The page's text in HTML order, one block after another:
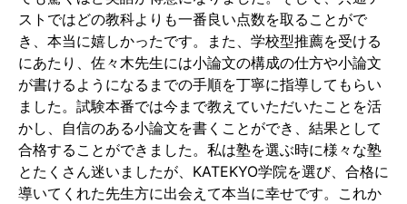
ストではどの教科よりも一番良い点数を取ることがで
き、本当に嬉しかったです。また、学校型推薦を受ける
にあたり、佐々木先生には小論文の構成の仕方や小論文
が書けるようになるまでの手順を丁寧に指導してもらい
ました。試験本番では今まで教えていただいたことを活
かし、自信のある小論文を書くことができ、結果として
合格することができました。私は塾を選ぶ時に様々な塾
とたくさん迷いましたが、KATEKYO学院を選び、合格に
導いてくれた先生方に出会えて本当に幸せです。これか